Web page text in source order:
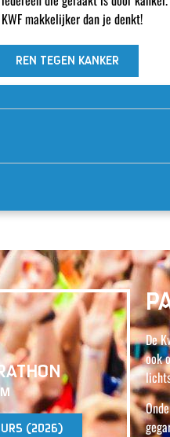
makkelijker dan je denkt!
REN TEGEN KANKER
(2026)
De
ook